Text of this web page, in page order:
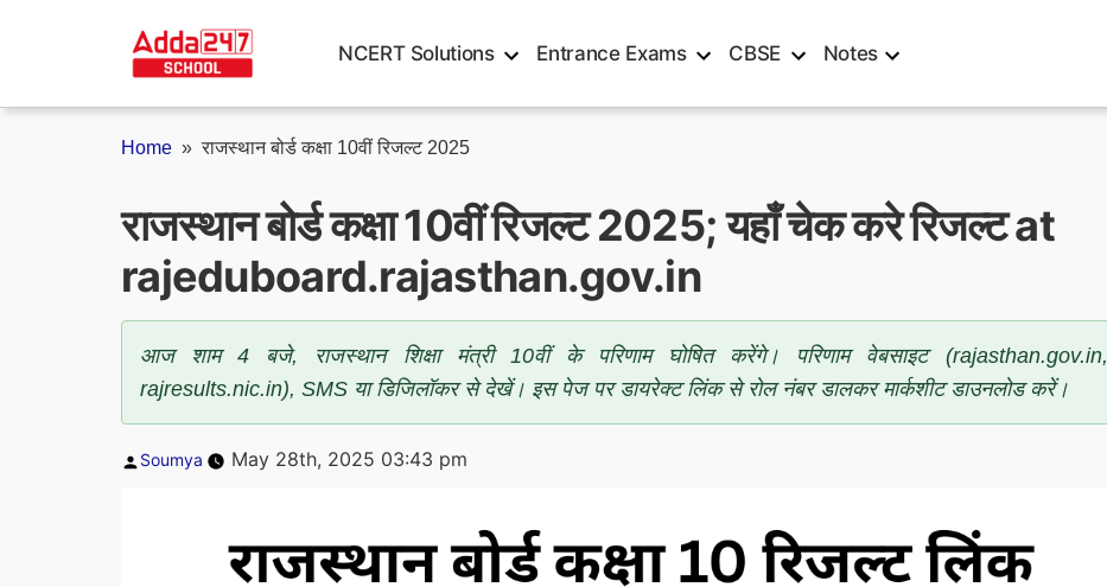
NCERT Solutions Entrance Exams CBSE Notes
Home »राजस्थान बोर्ड कक्षा 10वीं रिजल्ट 2025
राजस्थान बोर्ड कक्षा 10वीं रिजल्ट 2025; यहाँ चेक करे रिजल्ट at
rajeduboard.rajasthan.gov.in
आज शाम 4 बजे, राजस्थान शिक्षा मंत्री 10वीं के परिणाम घोषित करेंगे। परिणाम वेबसाइट (rajasthan.gov.in,
rajresults.nic.in), SMS या डिजिलॉकर से देखें। इस पेज पर डायरेक्ट लिंक से रोल नंबर डालकर मार्कशीट डाउनलोड करें।
Posted
Soumya May 28th, 2025 03:43 pm